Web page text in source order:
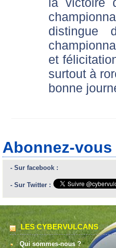
distingue
et
surtout à
bonne
Abonnez-vous
- Sur facebook :
- Sur Twitter :
LES CYBERVULCANS
Qui sommes-nous ?